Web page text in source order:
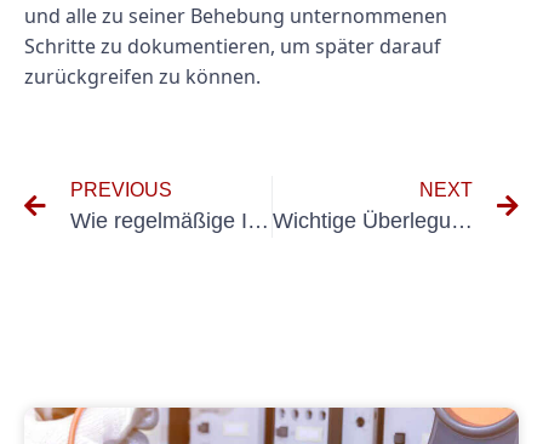
und alle zu seiner Behebung unternommenen
Schritte zu dokumentieren, um später darauf
zurückgreifen zu können.
PREVIOUS
Wie regelmäßige Inspektionen und Tests ortsveränderlicher Geräte Unfälle verhindern können
NEXT
Wichtige Überlegungen für eine erfolgreiche DIN VDE-Erstprüfung